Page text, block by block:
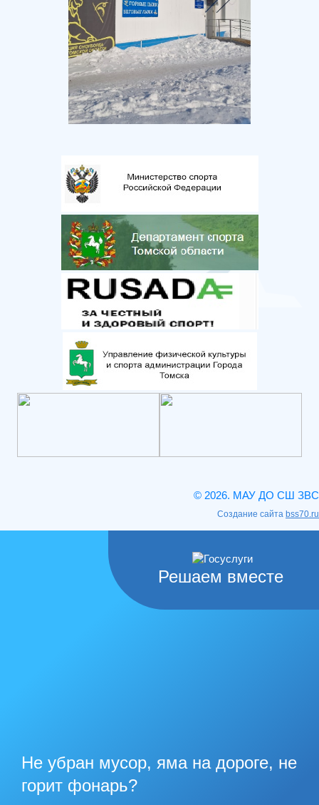
© 2026. МАУ ДО СШ ЗВС
Создание сайта bss70.ru
Решаем вместе
Не убран мусор, яма на дороге, не
горит фонарь?